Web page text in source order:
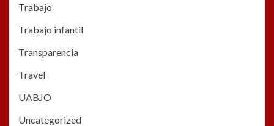
Trabajo
Trabajo infantil
Transparencia
Travel
UABJO
Uncategorized